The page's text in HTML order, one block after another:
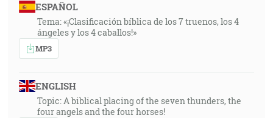
ESPAÑOL
Tema: «¡Clasificación bíblica de los 7 truenos, los 4
ángeles y los 4 caballos!»
MP3
ENGLISH
Topic: A biblical placing of the seven thunders, the
four angels and the four horses!